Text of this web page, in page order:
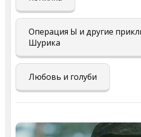
Операция Ы и другие
Шурика
Любовь и голуби